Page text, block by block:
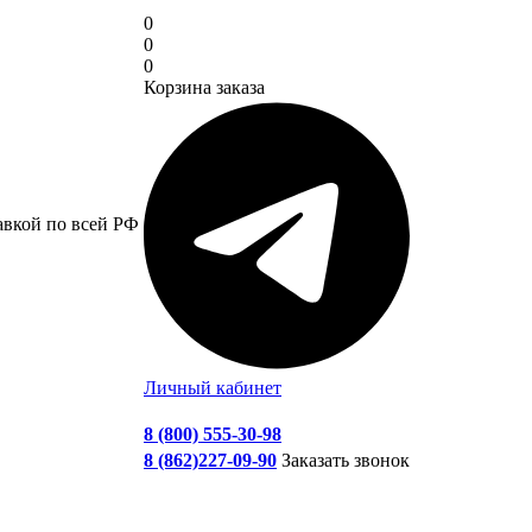
по всей РФ
0
0
0
Корзина заказа
Личный кабинет
8 (800) 555-30-98
8 (862)227-09-90 Заказать звонок